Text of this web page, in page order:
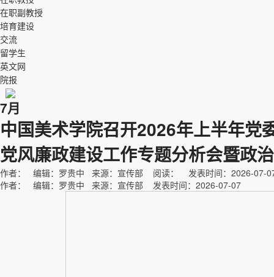
在职副教授
培育建设
交流
留学生
英文网
院报
7月
中国美术学院召开2026年上半年党
党风廉政建设工作专题分析会暨政
作者： 编辑：罗贵中 来源：宣传部 阅读：
发表时间：2026-07-
作者： 编辑：罗贵中 来源：宣传部 发表时间：2026-07-07